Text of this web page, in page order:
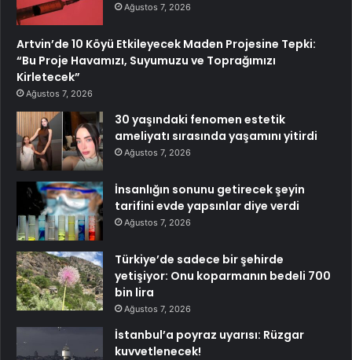
Ağustos 7, 2026
Artvin’de 10 Köyü Etkileyecek Maden Projesine Tepki:
“Bu Proje Havamızı, Suyumuzu ve Toprağımızı
Kirletecek”
Ağustos 7, 2026
30 yaşındaki fenomen estetik
ameliyatı sırasında yaşamını yitirdi
Ağustos 7, 2026
İnsanlığın sonunu getirecek şeyin
tarifini evde yapsınlar diye verdi
Ağustos 7, 2026
Türkiye’de sadece bir şehirde
yetişiyor: Onu koparmanın bedeli 700
bin lira
Ağustos 7, 2026
İstanbul’a poyraz uyarısı: Rüzgar
kuvvetlenecek!